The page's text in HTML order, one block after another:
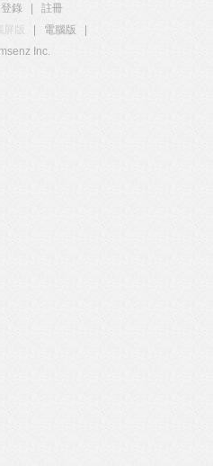
登錄
註冊
觸屏版 電腦版
Inc.